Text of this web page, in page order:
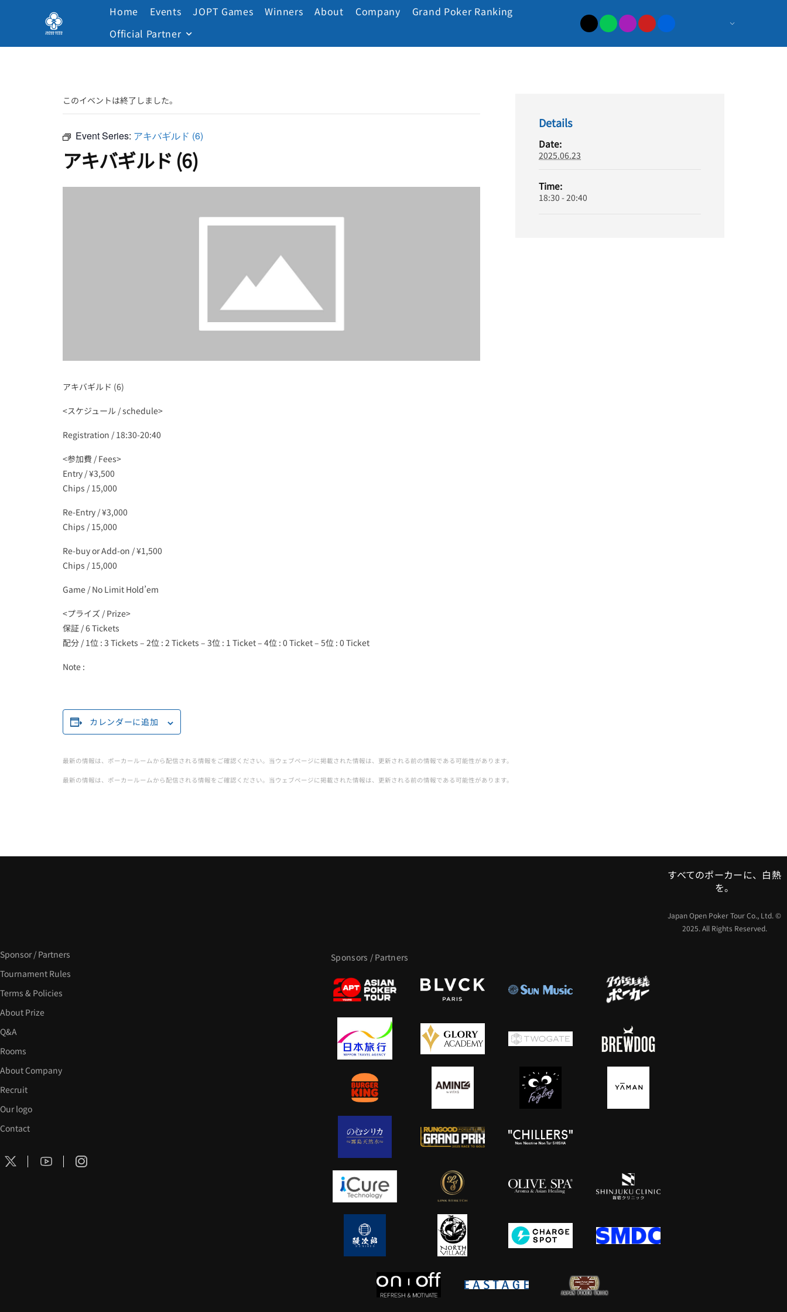
Home Events JOPT Games Winners About Company
Grand Poker Ranking
Official Partner
日
本
の
ー
Details
Date:
2025.06.23
Time:
18:30 - 20:40
このイベントは終了しました。
Event Series: アキバギルド (6)
アキバギルド (6)
アキバギルド (6)
<スケジュール / schedule>
Registration / 18:30-20:40
<参加費 / Fees>
Entry / ¥3,500
Chips / 15,000
Re-Entry / ¥3,000
Chips / 15,000
Re-buy or Add-on / ¥1,500
Chips / 15,000
Game / No Limit Hold’em
<プライズ / Prize>
保証 / 6 Tickets
配分 / 1位 : 3 Tickets – 2位 : 2 Tickets – 3位 : 1 Ticket – 4位 : 0 Ticket – 5位 : 0 Ticket
Note :
カレンダーに追加
最新の情報は、ポーカールームから配信される情報をご確認ください。当ウェブページに掲載された情報は、更新される前の情報である可能性があります。
最新の情報は、ポーカールームから配信される情報をご確認ください。当ウェブページに掲載された情報は、更新される前の情報である可能性があります。
Sponsor / Partners
Tournament Rules
Terms & Policies
About Prize
Q&A
Rooms
About Company
Recruit
Our logo
Contact
Sponsors / Partners
すべてのポーカーに、白熱
を。
Japan Open Poker Tour Co., Ltd. ©
2025. All Rights Reserved.